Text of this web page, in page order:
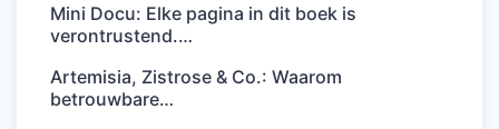
Mini Docu: Elke pagina in dit boek is
verontrustend.…
Artemisia, Zistrose & Co.: Waarom
betrouwbare…